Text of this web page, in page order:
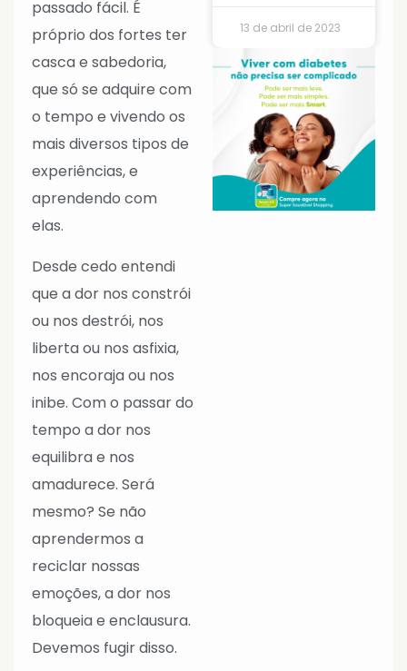
passado fácil. É
próprio dos fortes ter
casca e sabedoria,
que só se adquire com
o tempo e vivendo os
mais diversos tipos de
experiências, e
aprendendo com
elas.
Desde cedo entendi
que a dor nos constrói
ou nos destrói, nos
liberta ou nos asfixia,
nos encoraja ou nos
inibe. Com o passar do
tempo a dor nos
equilibra e nos
amadurece. Será
mesmo? Se não
aprendermos a
reciclar nossas
emoções, a dor nos
bloqueia e enclausura.
Devemos fugir disso.
13 de abril de 2023